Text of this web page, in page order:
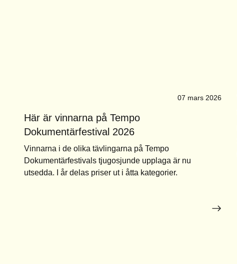
07 mars 2026
Här är vinnarna på Tempo
Dokumentärfestival 2026
Vinnarna i de olika tävlingarna på Tempo
Dokumentärfestivals tjugosjunde upplaga är nu
utsedda. I år delas priser ut i åtta kategorier.